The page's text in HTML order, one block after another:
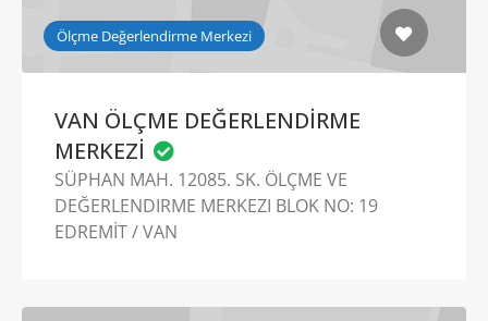
Ölçme Değerlendirme Merkezi
VAN ÖLÇME DEĞERLENDİRME
MERKEZİ
SÜPHAN MAH. 12085. SK. ÖLÇME VE
DEĞERLENDIRME MERKEZI BLOK NO: 19
EDREMİT / VAN